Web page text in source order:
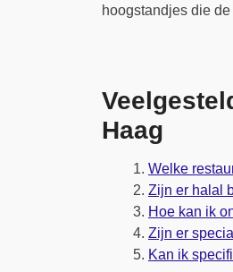
hoogstandjes die
Haag
Welke
Zijn er halal
Hoe kan ik
Zijn er
Kan ik